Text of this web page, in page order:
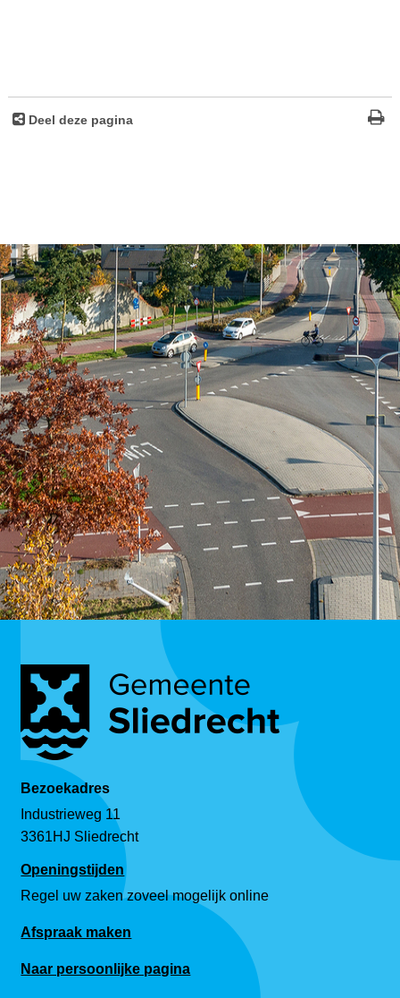
Deel deze pagina
Bezoekadres
Industrieweg 11
3361HJ Sliedrecht
Openingstijden
Regel uw zaken zoveel mogelijk online
Afspraak maken
Naar persoonlijke pagina